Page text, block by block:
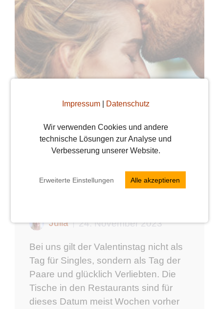
Impressum| Datenschutz
Wir verwenden Cookies und andere
technische Lösungen zur Analyse und
Verbesserung unserer Website.
Erweiterte Einstellungen Alle akzeptieren
Der etwas andere
Tipp für Singles am
Julia 24. November 2023
Bei uns gilt der Valentinstag nicht als
Tag für Singles, sondern als Tag der
Paare und glücklich Verliebten. Die
Tische in den Restaurants sind für
dieses Datum meist Wochen vorher